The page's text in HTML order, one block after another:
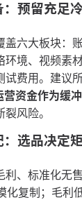
预留充足
盖六大板块：
环境、视频素
费用。建议
资金作为缓冲
风险。
选品决定
利、标准化无
化复制；毛利